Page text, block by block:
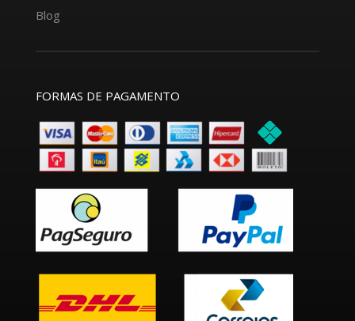
Blog
FORMAS DE PAGAMENTO